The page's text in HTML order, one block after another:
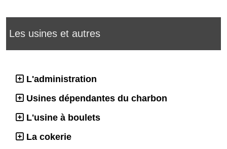
Les usines et autres
L'administration
Usines dépendantes du charbon
L'usine à boulets
La cokerie